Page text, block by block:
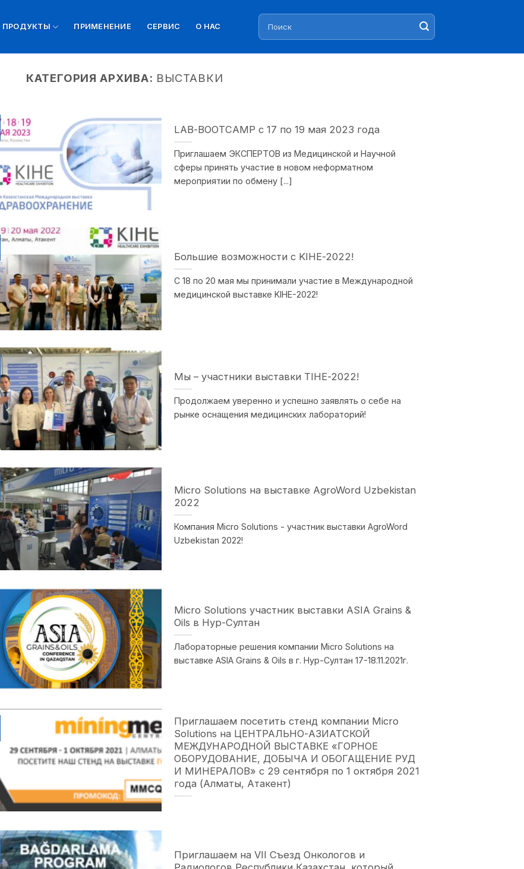
ПРОДУКТЫ ПРИМЕНЕНИЕ СЕРВИС О НАС
Искать:
КАТЕГОРИЯ АРХИВА: ВЫСТАВКИ
LAB-BOOTCAMP с 17 по 19 мая 2023 года
Приглашаем ЭКСПЕРТОВ из Медицинской и Научной
сферы принять участие в новом неформатном
мероприятии по обмену [...]
Большие возможности с KIHE-2022!
С 18 по 20 мая мы принимали участие в Международной
медицинской выставке KIHE-2022!
Мы – участники выставки TIHE-2022!
Продолжаем уверенно и успешно заявлять о себе на
рынке оснащения медицинских лабораторий!
Micro Solutions на выставке AgroWord Uzbekistan
2022
Компания Micro Solutions - участник выставки AgroWord
Uzbekistan 2022!
Micro Solutions участник выставки ASIA Grains &
Oils в Нур-Султан
Лабораторные решения компании Miсro Solutions на
выставке ASIA Grains & Oils в г. Нур-Султан 17-18.11.2021г.
Приглашаем посетить стенд компании Micro
Solutions на ЦЕНТРАЛЬНО-АЗИАТСКОЙ
МЕЖДУНАРОДНОЙ ВЫСТАВКЕ «ГОРНОЕ
ОБОРУДОВАНИЕ, ДОБЫЧА И ОБОГАЩЕНИЕ РУД
И МИНЕРАЛОВ» с 29 сентября по 1 октября 2021
года (Алматы, Атакент)
Приглашаем на VII Съезд Онкологов и